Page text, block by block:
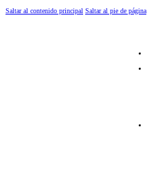
Saltar al contenido principal Saltar al pie de página